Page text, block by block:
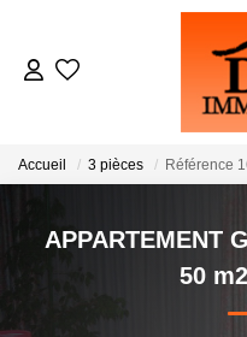
Accueil 3 pièces Référence
APPARTEMENT
50 m2